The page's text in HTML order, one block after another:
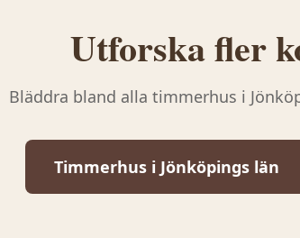
Utforska fler
Bläddra bland alla timmerhus i
Timmerhus i Jönköpings län